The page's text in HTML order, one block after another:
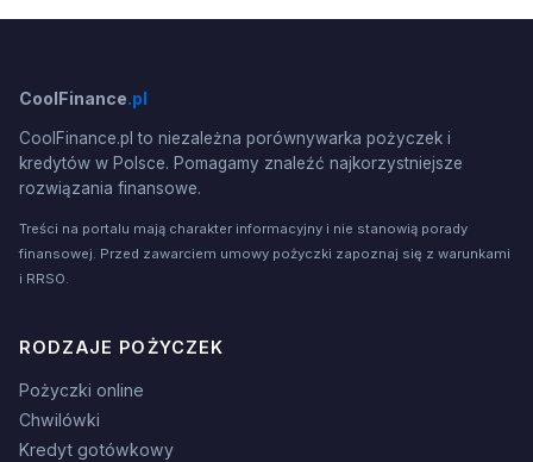
CoolFinance.pl
CoolFinance.pl to niezależna porównywarka pożyczek i
kredytów w Polsce. Pomagamy znaleźć najkorzystniejsze
rozwiązania finansowe.
Treści na portalu mają charakter informacyjny i nie stanowią porady
finansowej. Przed zawarciem umowy pożyczki zapoznaj się z warunkami
i RRSO.
RODZAJE POŻYCZEK
Pożyczki online
Chwilówki
Kredyt gotówkowy